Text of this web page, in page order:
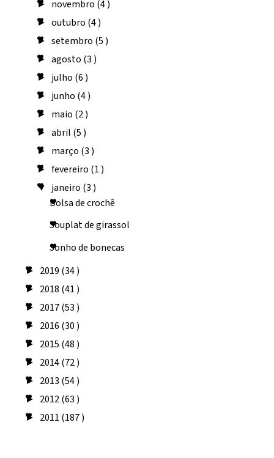
► novembro (4 )
►outubro (4 )
►setembro (5 )
►agosto (3 )
► julho (6 )
► junho (4 )
► maio (2 )
►abril (5 )
► março (3 )
►fevereiro (1 )
▼ janeiro (3 )
Bolsa de crochê
Souplat de girassol
Sonho de bonecas
► 2019 (34 )
► 2018 (41 )
► 2017(53 )
► 2016 (30 )
► 2015 (48 )
► 2014(72 )
► 2013 (54 )
► 2012(63 )
► 2011 (187 )